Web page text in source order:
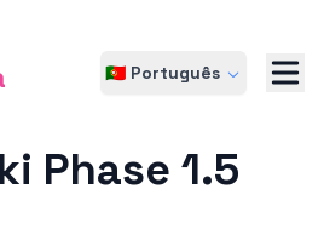
🇵🇹 Português
Phase 1.5